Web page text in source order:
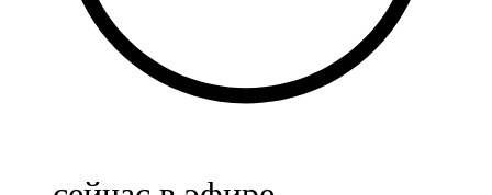
107,5 FM
Биләр
Болгар